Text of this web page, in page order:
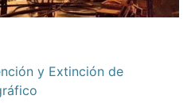
y Extinción de